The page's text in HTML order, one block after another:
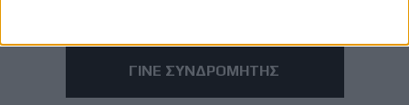
ΓΙΝΕ ΣΥΝΔΡΟΜΗΤΗΣ